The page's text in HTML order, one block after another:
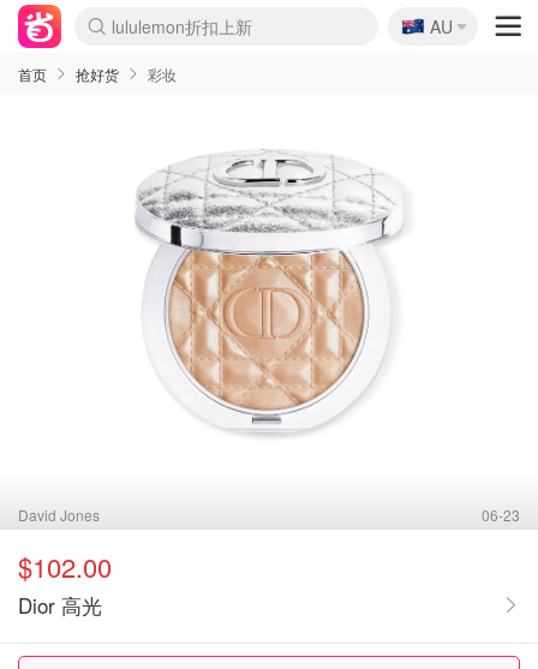
lululemon折扣上新
Sasa美妆护肤3.5折
SSENSE年中3折
FreshBeauty好价汇总
Cettire降价+叠9折
Farfetch折上8折
WWS Coles超市实拍
viagogo二手票捡漏
Myer清仓1折起
The Outnet奢牌1折起
David Jones 3折起
Flannels大牌1折
Perfumes Club护肤1折
AMIRO返校季6.2折
Oweek抽奖送Airpods
Amazon折扣汇总
eToro入金$200送$50
Amazon数码好物
ICONIC本周7.5折
ThedoubleF高奢地板价
Moose Knuckles 6折
丝芙兰5折起
EUFY官网3.7折起
Selenichast首饰2折
Trip机票酒店促销
YSL送5件彩妆礼
Amazon家居好物
BIGBANG巡演开票
David Jones时尚3折
Amazon美妆护肤
雅漾大喷$8
过敏原检测盒$33
伊索独家赠50ml沐浴露
科颜氏清仓3折
SEALIFE海洋馆门票6折
丝塔芙大白罐$16
订阅Newsletter送香薰
Cult Beauty 6.8折
Harrods圣诞日历2.3折
LN-CC奢牌私促3折
d'Alba空姐喷雾$16
EVE LOM套装逆天2折
Bernardelli独家4折
Adore Beauty 6折起
CT圣诞日历
Mytheresa奢品2.7折
Luxury Escapes 9折
Currentbody美容仪9折
MOON Garden Live
ALLSAINTS美衣3折
Roborock扫地机3.7折
Tingo Life水杯$24
Valentino官网5折
CR洗发护发6.3折
修丽可套装7.4折
🇦🇺
AU
首页 抢好货 彩妆
David Jones 06-23
$102.00
Dior 高光